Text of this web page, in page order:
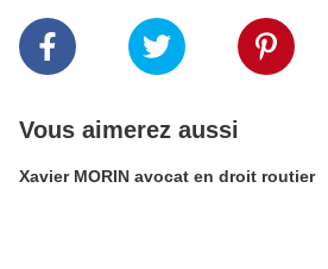
Vous aimerez aussi
Xavier MORIN avocat en droit routier